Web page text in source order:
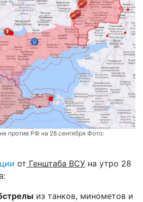
против РФ на 28 сентября Фото:
от Генштаба ВСУ на утро 28
из танков, минометов и